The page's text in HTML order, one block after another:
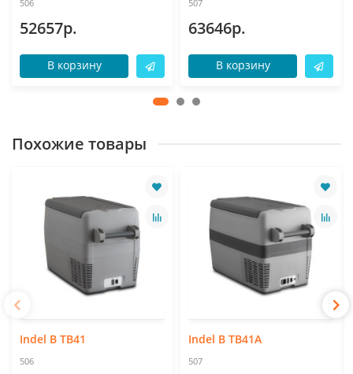
506
52657р.
В корзину
507
63646р.
В корзину
Похожие товары
Indel B TB41
506
Indel B TB41A
507